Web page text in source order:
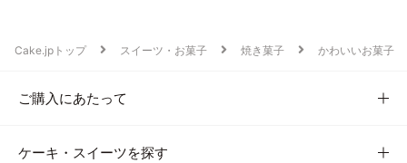
Cake.jpトップ スイーツ・お菓子 焼き菓子 かわいいお菓子
ご購入にあたって
ケーキ・スイーツを探す